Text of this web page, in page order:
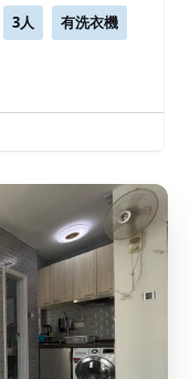
3人 有洗衣機